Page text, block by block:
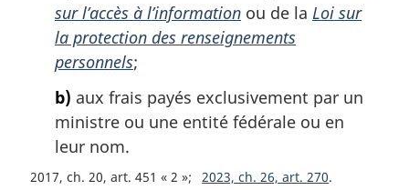
:
sur l’accès à l’information ou de la Loi sur
la protection des renseignements
personnels;
b) aux frais payés exclusivement par un
ministre ou une entité fédérale ou en
leur nom.
2017, ch. 20, art. 451 « 2 » 2023, ch. 26, art. 270